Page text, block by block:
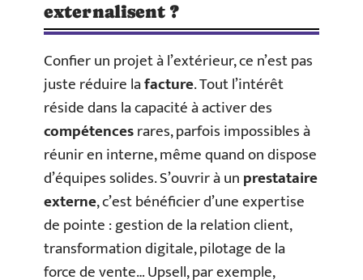
externalisent ?
Confier un projet à l’extérieur, ce n’est pas
juste réduire lafacture. Tout l’intérêt
réside dans la capacité à activer des
compétencesrares, parfois impossibles à
réunir en interne, même quand on dispose
d’équipes solides. S’ouvrir à unprestataire
externe, c’est bénéficier d’une expertise
de pointe : gestion de la relation client,
transformation digitale, pilotage de la
force de vente… Upsell, par exemple,